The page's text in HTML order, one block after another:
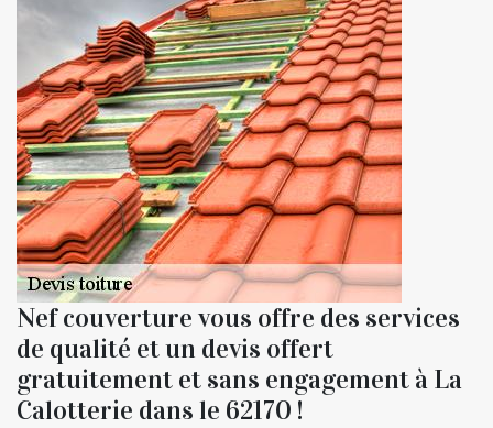
Nef couverture vous offre des services
de qualité et un devis offert
gratuitement et sans engagement à La
Calotterie dans le 62170 !